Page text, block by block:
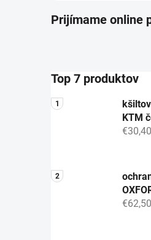
Prijímame online
Top 7 produktov
KTM
€30,40
€62,50